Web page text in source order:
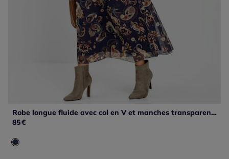
Robe longue fluide avec col en V et manches transparentes
85€